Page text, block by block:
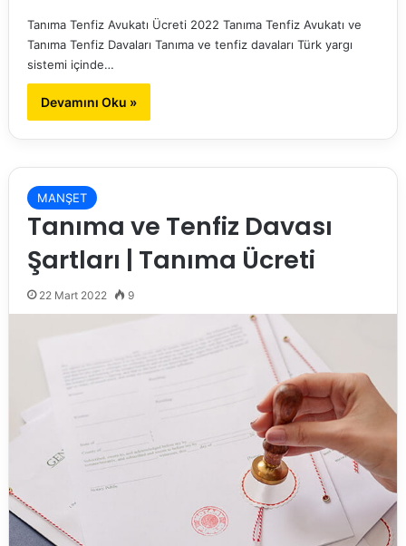
Tanıma Tenfiz Avukatı Ücreti 2022 Tanıma Tenfiz Avukatı ve
Tanıma Tenfiz Davaları Tanıma ve tenfiz davaları Türk yargı
sistemi içinde…
Devamını Oku »
MANŞET
Tanıma ve Tenfiz Davası
Şartları | Tanıma Ücreti
22 Mart 2022 9